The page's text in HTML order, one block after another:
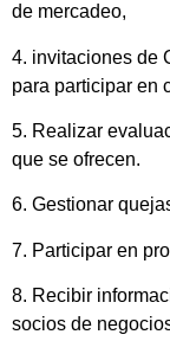
de mercadeo,
4. invitaciones de
para participar en
5. Realizar
que se ofrecen.
6. Gestionar
7. Participar en
8. Recibir
socios de